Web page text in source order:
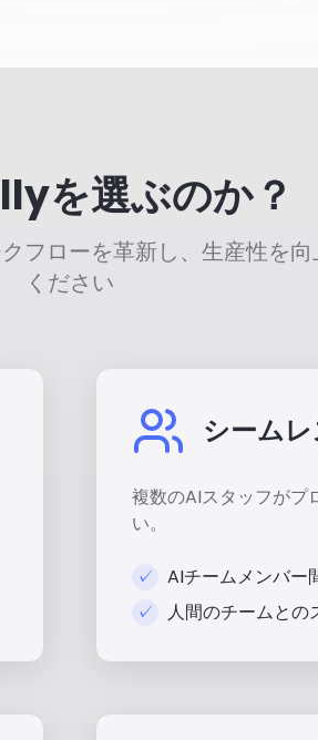
を選ぶのか？
フローを革新し、生産性を
ください
シーム
複数のAIスタッフがプ
い。
✓
AIチームメンバー
✓
人間のチームとの